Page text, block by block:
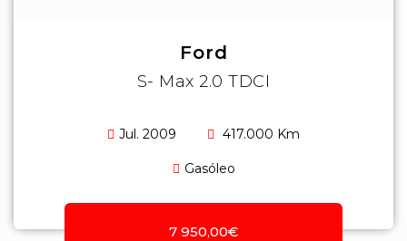
Ford
S- Max 2.0 TDCI
Jul. 2009 417.000 Km
Gasóleo
7 950,00€